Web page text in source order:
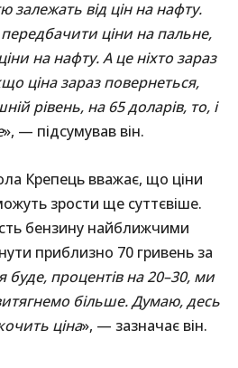
залежать від цін на нафту.
ціни на пальне,
на нафту. А це ніхто зараз
ціна зараз повернеться,
рівень, на 65 доларів, то, і
», — підсумував він.
Крепець вважає, що ціни
зрости ще суттєвіше.
бензину найближчими
приблизно 70 гривень за
процентів на 20–30, ми
більше. Думаю, десь
ціна», — зазначає він.